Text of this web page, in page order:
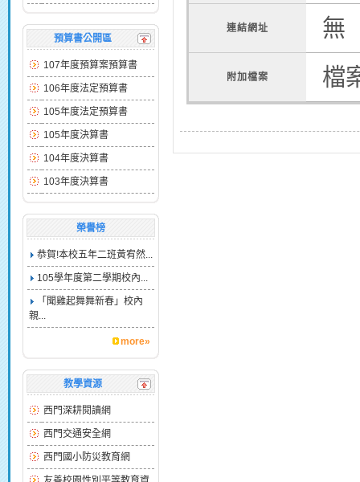
預算書公開區
107年度預算案預算書
106年度法定預算書
105年度法定預算書
105年度決算書
104年度決算書
103年度決算書
榮譽榜
恭賀!本校五年二班黃宥然...
105學年度第二學期校內...
「聞雞起舞舞新春」校內
親...
more»
教學資源
西門深耕閱讀網
西門交通安全網
西門國小防災教育網
連結網址 無
附加檔案 檔